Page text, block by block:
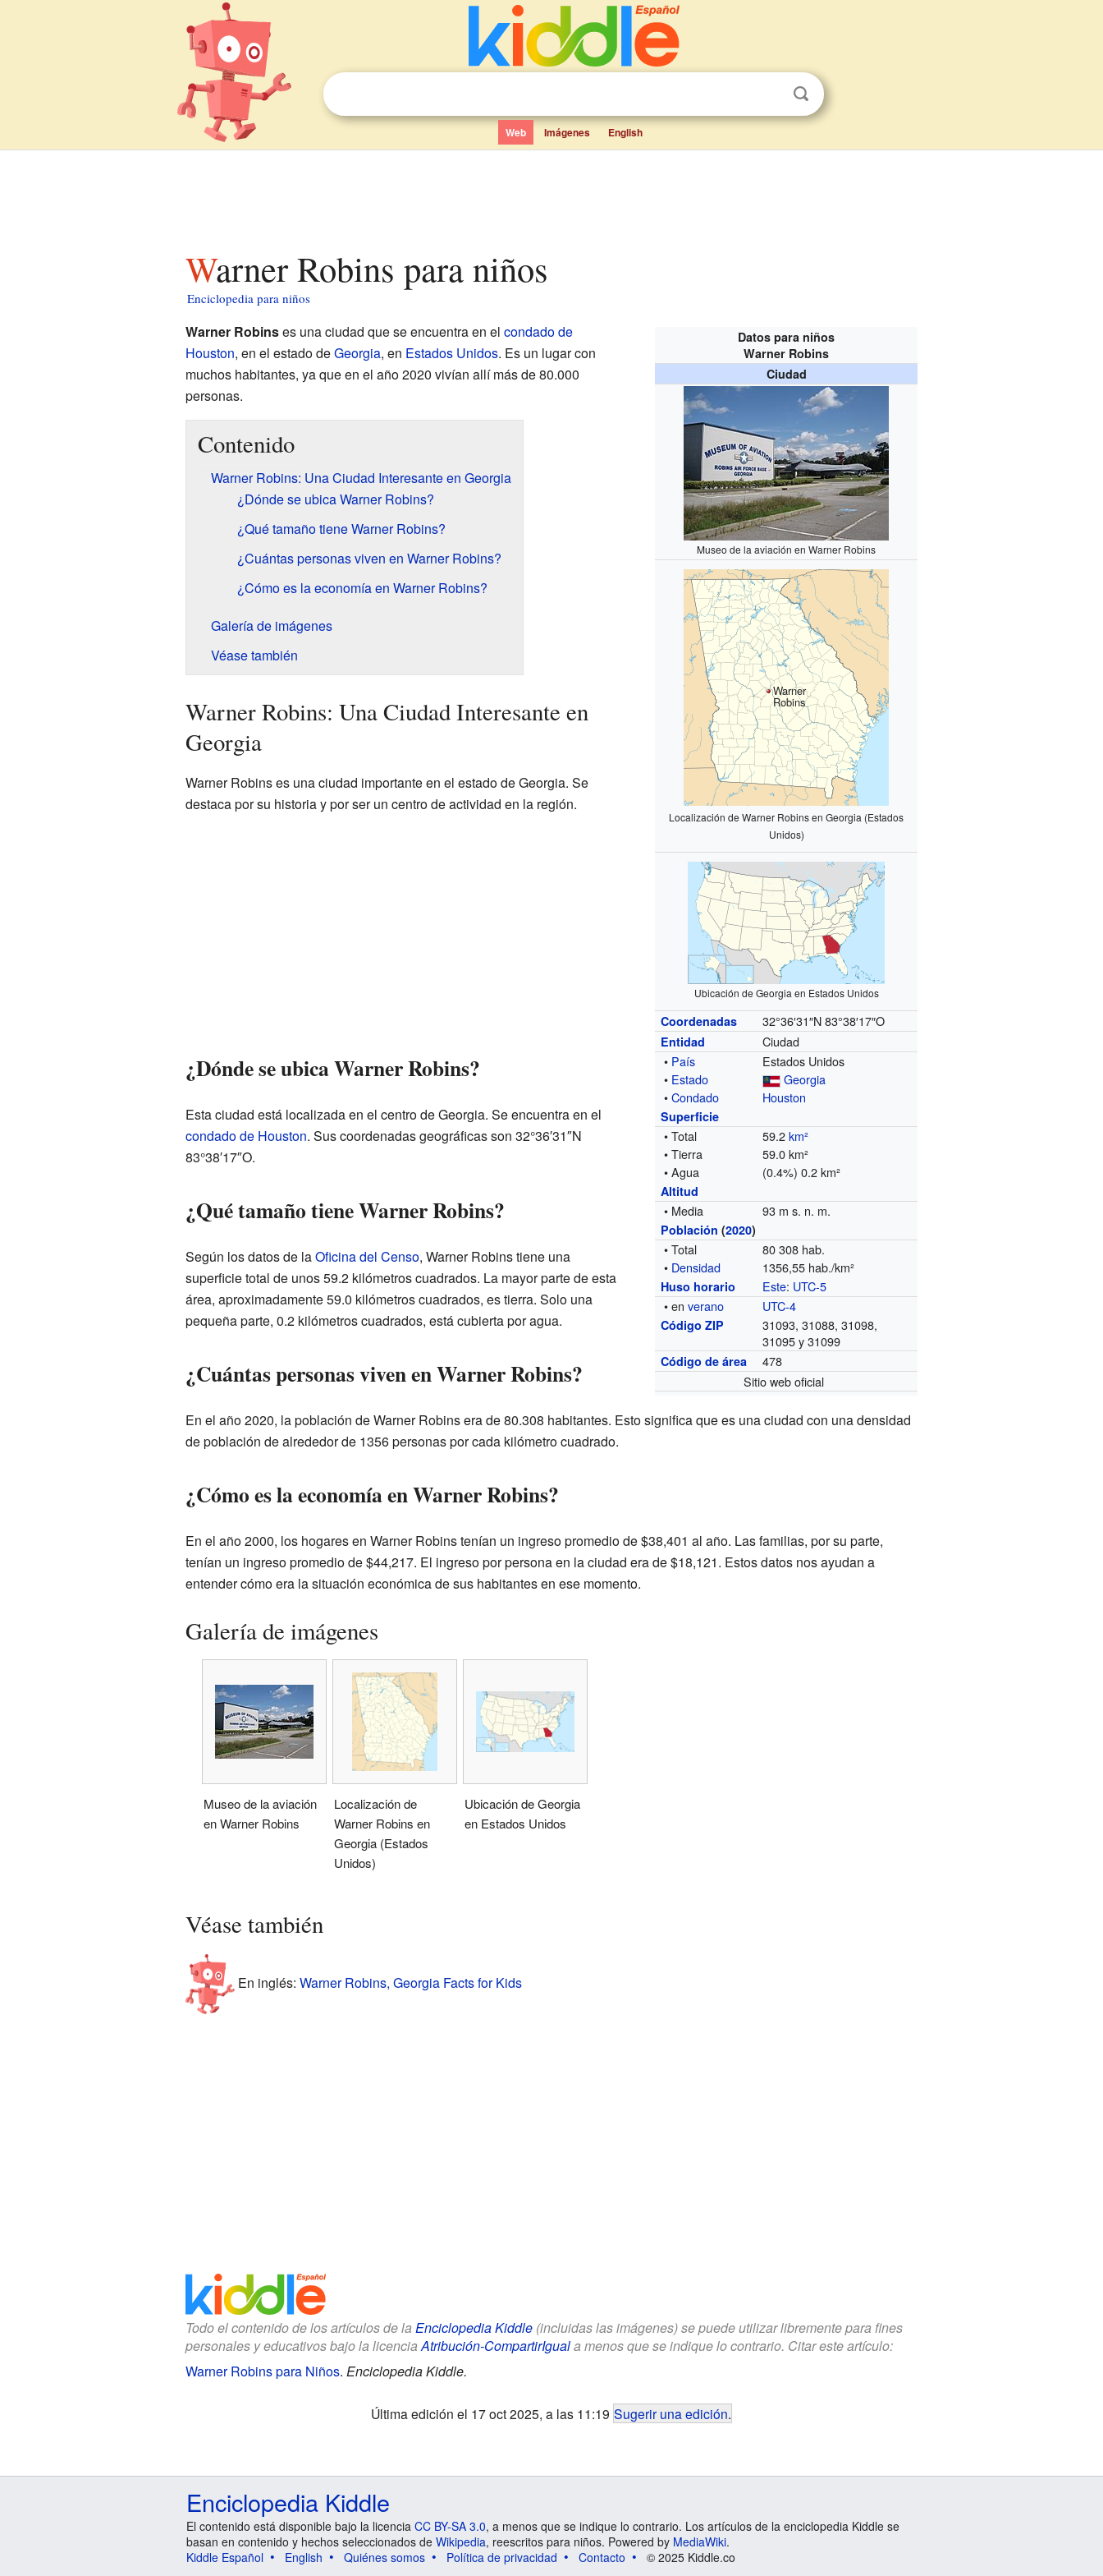
Web Imágenes English
Warner Robins para niños
Enciclopedia para niños
Datos para niños
Warner Robins
Ciudad
Museo de la aviación en Warner Robins
Warner
Robins
Localización de Warner Robins en Georgia (Estados
Unidos)
Ubicación de Georgia en Estados Unidos
Coordenadas 32°36′31″N 83°38′17″O
Entidad
Ciudad
• País
Estados Unidos
• Estado
Georgia
•Condado Houston
Superficie
• Total 59.2km²
• Tierra
59.0 km²
• Agua
(0.4%) 0.2 km²
Altitud
• Media 93 m s. n. m.
Población (2020)
• Total
80 308 hab.
• Densidad 1356,55 hab./km²
Huso horario Este: UTC-5
• enverano UTC-4
Código ZIP
31093, 31088, 31098,
31095 y 31099
Código de área
478
Sitio web oficial
Warner Robinses una ciudad que se encuentra en el condado de
Houston, en el estado deGeorgia, en Estados Unidos. Es un lugar con
muchos habitantes, ya que en el año 2020 vivían allí más de 80.000
personas.
Contenido
Warner Robins: Una Ciudad Interesante en Georgia
¿Dónde se ubica Warner Robins?
¿Qué tamaño tiene Warner Robins?
¿Cuántas personas viven en Warner Robins?
¿Cómo es la economía en Warner Robins?
Galería de imágenes
Véase también
Warner Robins: Una Ciudad Interesante en
Georgia
Warner Robins es una ciudad importante en el estado de Georgia. Se
destaca por su historia y por ser un centro de actividad en la región.
¿Dónde se ubica Warner Robins?
Esta ciudad está localizada en el centro de Georgia. Se encuentra en el
condado de Houston. Sus coordenadas geográficas son 32°36′31″N
83°38′17″O.
¿Qué tamaño tiene Warner Robins?
Según los datos de laOficina del Censo, Warner Robins tiene una
superficie total de unos 59.2 kilómetros cuadrados. La mayor parte de esta
área, aproximadamente 59.0 kilómetros cuadrados, es tierra. Solo una
pequeña parte, 0.2 kilómetros cuadrados, está cubierta por agua.
¿Cuántas personas viven en Warner Robins?
En el año 2020, la población de Warner Robins era de 80.308 habitantes. Esto significa que es una ciudad con una densidad
de población de alrededor de 1356 personas por cada kilómetro cuadrado.
¿Cómo es la economía en Warner Robins?
En el año 2000, los hogares en Warner Robins tenían un ingreso promedio de $38,401 al año. Las familias, por su parte,
tenían un ingreso promedio de $44,217. El ingreso por persona en la ciudad era de $18,121. Estos datos nos ayudan a
entender cómo era la situación económica de sus habitantes en ese momento.
Galería de imágenes
Museo de la aviación
en Warner Robins
Localización de
Warner Robins en
Georgia (Estados
Unidos)
Ubicación de Georgia
en Estados Unidos
Véase también
En inglés: Warner Robins, Georgia Facts for Kids
Todo el contenido de los artículos de la Enciclopedia Kiddle(incluidas las imágenes) se puede utilizar libremente para fines
personales y educativos bajo la licencia Atribución-CompartirIguala menos que se indique lo contrario. Citar este artículo:
Warner Robins para Niños. Enciclopedia Kiddle.
Última edición el 17 oct 2025, a las 11:19 Sugerir una edición.
Enciclopedia Kiddle
El contenido está disponible bajo la licencia CC BY-SA 3.0, a menos que se indique lo contrario. Los artículos de la enciclopedia Kiddle se
basan en contenido y hechos seleccionados de Wikipedia, reescritos para niños. Powered by MediaWiki.
Kiddle Español
English Quiénes somos Política de privacidad Contacto © 2025 Kiddle.co